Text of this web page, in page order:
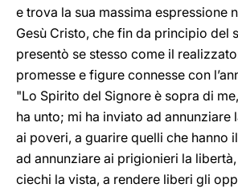
e trova la sua massima espressione
Gesù Cristo, che fin da principio del
presentò se stesso come il
promesse e figure connesse con
"Lo Spirito del Signore è sopra di
ha unto; mi ha inviato ad annunziare
ai poveri, a guarire quelli che hanno
ad annunziare ai prigionieri la
ciechi la vista, a rendere liberi gli